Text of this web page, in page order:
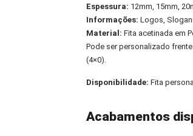
Espessura: 12mm, 15mm,
Informações:Logos,
Material: Fita acetinada em
Pode ser personalizado
(4×0).
Disponibilidade:Fita
Acabamentos